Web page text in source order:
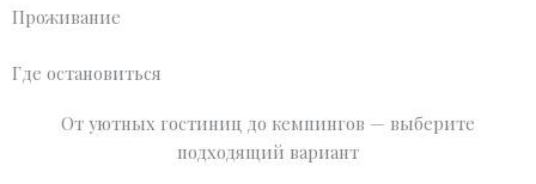
Проживание
Где остановиться
От уютных гостиниц до кемпингов — выберите
подходящий вариант